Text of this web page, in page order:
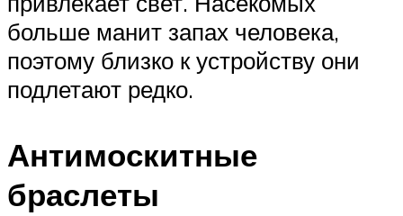
больше манит запах человека,
поэтому близко к устройству они
подлетают редко.
Антимоскитные
браслеты